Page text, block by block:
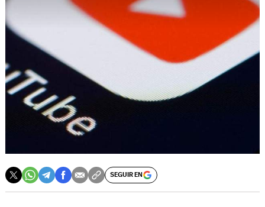
SEGUIR EN